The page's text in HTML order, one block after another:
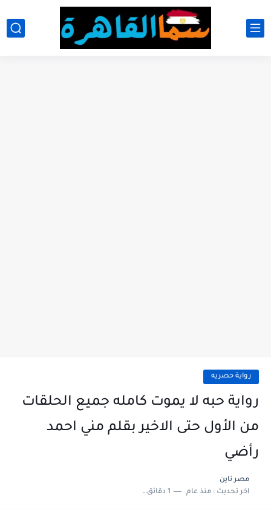
رواية حصريه
رواية حبه لا يموت كامله جميع الحلقات
من الأول حتى الاخير بقلم مني احمد
رأضي
مصر ناين
اخر تحديث :منذ عام 1 دقائق للقراءة